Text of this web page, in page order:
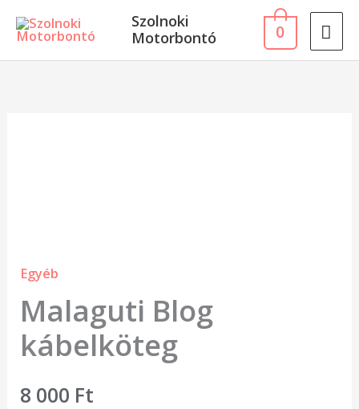
content
Szolnoki
Motorbontó
0
Egyéb
Malaguti Blog
kábelköteg
8 000 Ft